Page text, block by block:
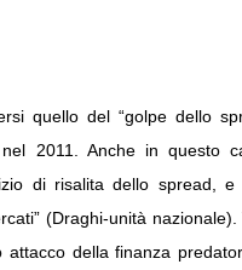
quello del “golpe dello
2011. Anche in questo
di risalita dello spread,
(Draghi-unità
della finanza